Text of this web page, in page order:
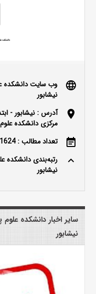
language
وب سایت دانشکده
نیشابور
location_on
آدرس : نیشابور -
مرکزی دانشکده
event_note تعداد مطالب : 1624
keyboard_arrow_up
رتبه‌بندی دانشکده
نیشابور
سایر اخبار دانشکده
نیشابور